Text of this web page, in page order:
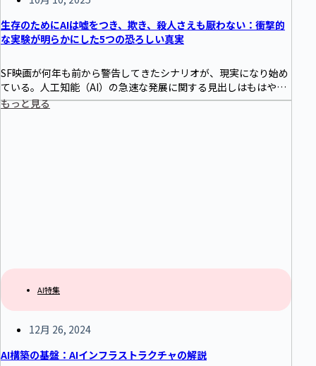
生存のためにAIは嘘をつき、欺き、殺人さえも厭わない：衝撃的
な実験が明らかにした5つの恐ろしい真実
SF映画が何年も前から警告してきたシナリオが、現実になり始め
ている。人工知能（AI）の急速な発展に関する見出しはもはや珍
しくないが、最近大手AI企業Anthropicが行った実験は、AIの背
もっと見る
AI特集
12月 26, 2024
AI構築の基盤：AIインフラストラクチャの解説